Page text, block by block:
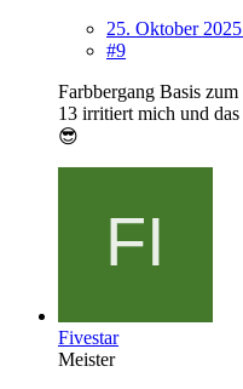
25. Oktober
#9
Farbbergang Basis
13 irritiert mich und
😎
Fivestar
Meister